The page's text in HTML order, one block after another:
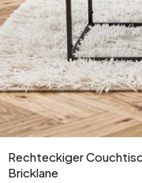
Rechteckiger
Bricklane